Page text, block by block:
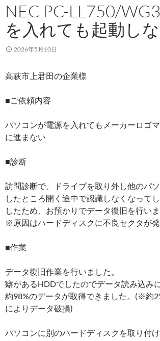
NEC PC-LL750/
を入れても起動し
2026年5月10日
高萩市上君田の企業様
■ご依頼内容
パソコンが電源を入れてもメーカーロゴ
に進まない
■診断
訪問診断で、ドライブを取り外し他のパ
したところ開く途中で認識しなくなって
したため、お預かりでデータ復旧を行いま
※原因はハードディスクに不良セクタが
■作業
データ復旧作業を行いました。
癖があるHDDでしたのでデータ読み込み
約98%のデータが取得できました。(※約
によりデータ破損)
パソコンに別のハードディスクを取り付